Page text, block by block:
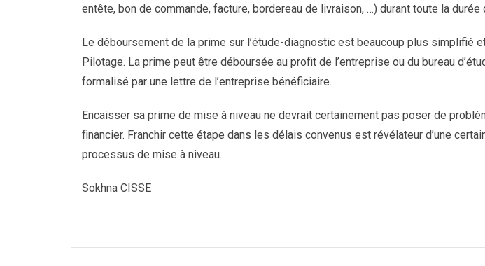
entête, bon de commande, facture, bordereau de livraison, …) durant toute la durée
Le déboursement de la prime sur l’étude-diagnostic est beaucoup plus simplifié
Pilotage. La prime peut être déboursée au profit de l’entreprise ou du bureau
formalisé par une lettre de l’entreprise bénéficiaire.
Encaisser sa prime de mise à niveau ne devrait certainement pas poser de
financier. Franchir cette étape dans les délais convenus est révélateur d’une
processus de mise à niveau.
Sokhna CISSE